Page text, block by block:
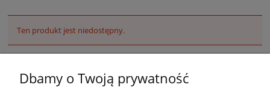
Ten produkt jest niedostępny.
Dbamy o Twoją prywatność